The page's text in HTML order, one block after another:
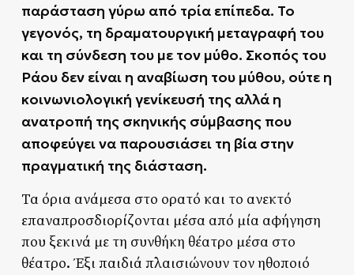
παράσταση γύρω από τρία επίπεδα. Το
γεγονός, τη δραματουργική μεταγραφή του
και τη σύνδεση του με τον μύθο. Σκοπός του
Ράου δεν είναι η αναβίωση του μύθου, ούτε η
κοινωνιολογική γενίκευσή της αλλά η
ανατροπή της σκηνικής σύμβασης που
αποφεύγει να παρουσιάσει τη βία στην
πραγματική της διάσταση.
Τα όρια ανάμεσα στο ορατό και το ανεκτό
επαναπροσδιορίζονται μέσα από μία αφήγηση
που ξεκινά με τη συνθήκη θέατρο μέσα στο
θέατρο. Έξι παιδιά πλαισιώνουν τον ηθοποιό